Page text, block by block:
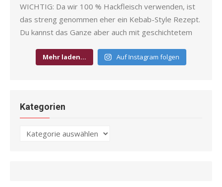
Mehr laden… Auf Instagram folgen
Kategorien
Kategorien